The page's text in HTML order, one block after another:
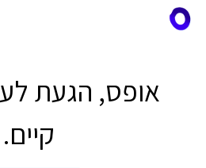
אופס, הגעת
קיים.